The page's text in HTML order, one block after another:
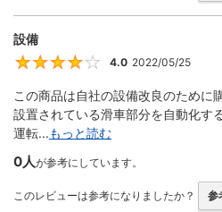
設備
4
4.0 2022/05/25
この商品は自社の設備改良のために
設置されている滑車部分を自動化す
運転...もっと読む
0人が参考にしています。
このレビューは参考になりましたか？ 参